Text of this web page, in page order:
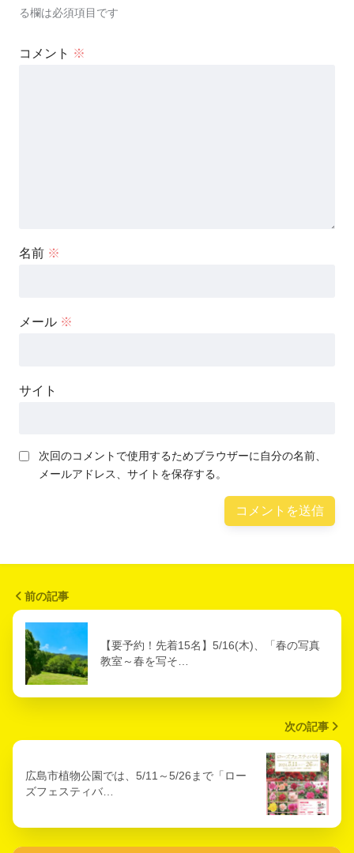
る欄は必須項目です
コメント ※
名前 ※
メール ※
サイト
次回のコメントで使用するためブラウザーに自分の名前、
メールアドレス、サイトを保存する。
前の記事
【要予約！先着15名】5/16(木)、「春の写真
教室～春を写そ…
次の記事
広島市植物公園では、5/11～5/26まで「ロー
ズフェスティバ…